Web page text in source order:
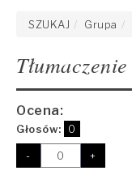
SZUKAJ Grupa
Tłumaczenie
Ocena:
Głosów: 0
- +